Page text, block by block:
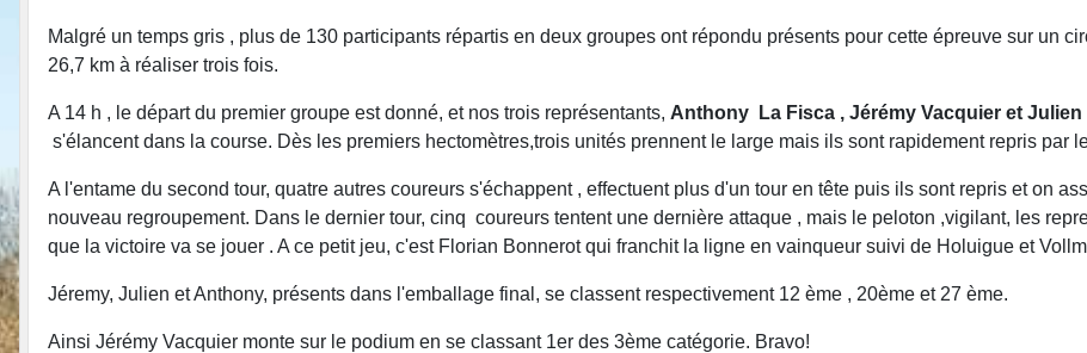
Malgré un temps gris , plus de 130 participants répartis en deux groupes ont répondu présents pour cette épreuve sur un
26,7 km à réaliser trois fois.
A 14 h , le départ du premier groupe est donné, et nos trois représentants, Anthony La Fisca , Jérémy Vacquier et Julien
s'élancent dans la course. Dès les premiers hectomètres,trois unités prennent le large mais ils sont rapidement repris par
A l'entame du second tour, quatre autres coureurs s'échappent , effectuent plus d'un tour en tête puis ils sont repris et on
nouveau regroupement. Dans le dernier tour, cinq coureurs tentent une dernière attaque , mais le peloton ,vigilant, les
que la victoire va se jouer . A ce petit jeu, c'est Florian Bonnerot qui franchit la ligne en vainqueur suivi de Holuigue et
Jéremy, Julien et Anthony, présents dans l'emballage final, se classent respectivement 12 ème , 20ème et 27 ème.
Ainsi Jérémy Vacquier monte sur le podium en se classant 1er des 3ème catégorie. Bravo!